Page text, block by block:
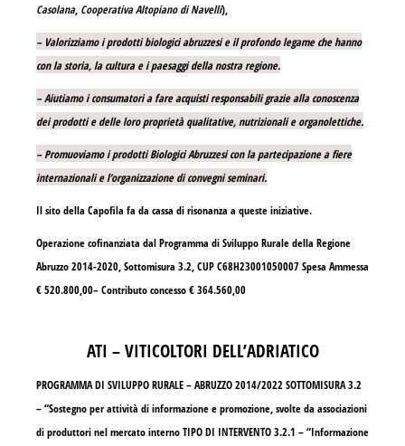
Casolana, Cooperativa Altopiano di Navelli),
– Valorizziamo i prodotti biologici abruzzesi e il profondo legame che hanno
con la storia, la cultura e i paesaggi della nostra regione.
– Aiutiamo i consumatori a fare acquisti responsabili grazie alla conoscenza
dei prodotti e delle loro proprietà qualitative, nutrizionali e organolettiche.
– Promuoviamo i prodotti Biologici Abruzzesi con la partecipazione a fiere
internazionali e l’organizzazione di convegni seminari.
Il sito della Capofila fa da cassa di risonanza a queste iniziative.
Operazione cofinanziata dal Programma di Sviluppo Rurale della Regione
Abruzzo 2014-2020, Sottomisura 3.2, CUP C68H23001050007 Spesa Ammessa
€ 520.800,00– Contributo concesso € 364.560,00
ATI – VITICOLTORI DELL’ADRIATICO
PROGRAMMA DI SVILUPPO RURALE – ABRUZZO 2014/2022 SOTTOMISURA 3.2
– “Sostegno per attività di informazione e promozione, svolte da associazioni
di produttori nel mercato interno TIPO DI INTERVENTO 3.2.1 – “Informazione